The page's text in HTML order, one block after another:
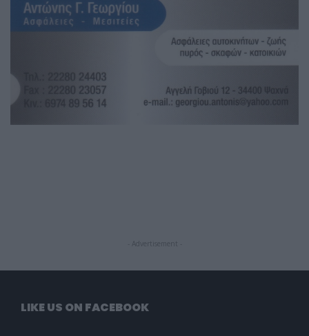
- Advertisement -
LIKE US ON FACEBOOK